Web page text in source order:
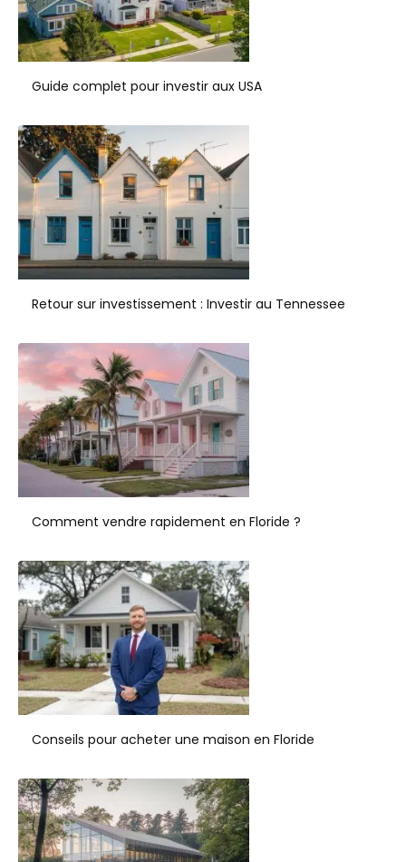
Guide complet pour investir aux USA
Retour sur investissement : Investir au Tennessee
Comment vendre rapidement en Floride ?
Conseils pour acheter une maison en Floride